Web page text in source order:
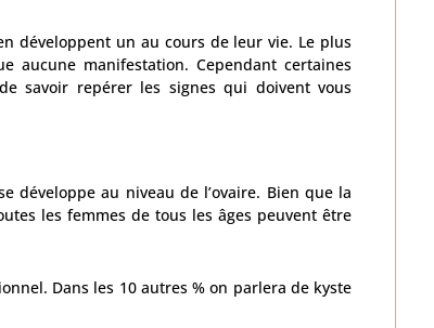
développent un au cours de leur vie. Le plus
aucune manifestation. Cependant certaines
savoir repérer les signes qui doivent vous
développe au niveau de l’ovaire. Bien que la
les femmes de tous les âges peuvent être
Dans les 10 autres % on parlera de kyste